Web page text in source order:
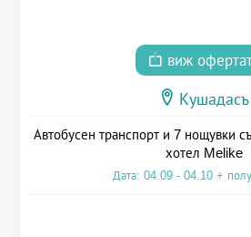
виж
Кушадасъ
Автобусен транспорт и 7 нощувки
хотел Melike
Дата: 04.09 - 04.10 +